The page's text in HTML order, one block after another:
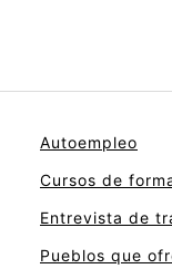
Autoempleo
Cursos de
Entrevista de
Pueblos que